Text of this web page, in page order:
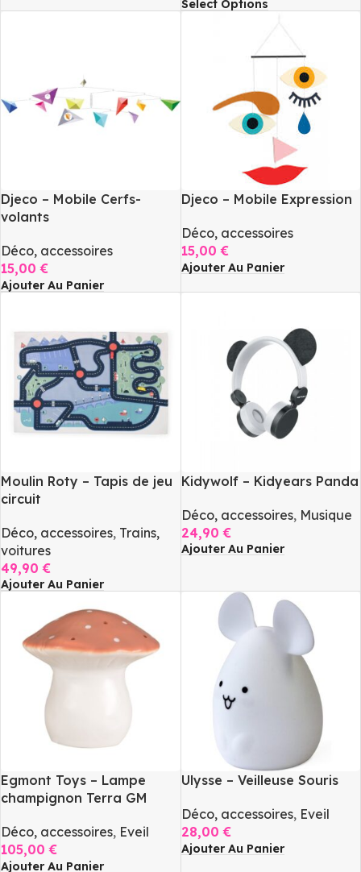
Select Options
Djeco – Mobile Cerfs-
volants
Déco, accessoires
15,00€
Ajouter Au Panier
Djeco – Mobile Expression
Déco, accessoires
15,00€
Ajouter Au Panier
Moulin Roty – Tapis de jeu
circuit
Déco, accessoires, Trains,
voitures
49,90€
Ajouter Au Panier
Kidywolf – Kidyears Panda
Déco, accessoires, Musique
24,90€
Ajouter Au Panier
Egmont Toys – Lampe
champignon Terra GM
Déco, accessoires, Eveil
105,00€
Ajouter Au Panier
Ulysse – Veilleuse Souris
Déco, accessoires, Eveil
28,00€
Ajouter Au Panier